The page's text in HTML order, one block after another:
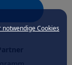
notwendige Cookies